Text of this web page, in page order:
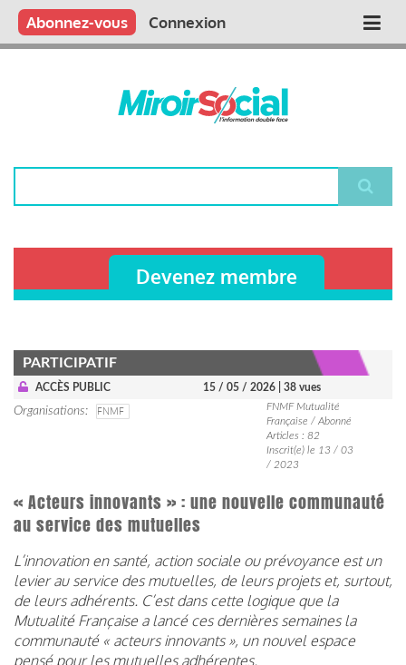
Aller
contenu
Main
Qui sommes nous ?
Vous publiez
Nous publions
Contactez-nous
Abonnez-vous Connexion
Devenez membre
PARTICIPATIF
ACCÈS PUBLIC 15 / 05 / 2026 | 38 vues
Organisations FNMF
FNMF Mutualité
Française / Abonné
Articles : 82
Inscrit(e) le 13 / 03
/ 2023
« Acteurs innovants » : une nouvelle communauté
au service des mutuelles
L’innovation en santé, action sociale ou prévoyance est un
levier au service des mutuelles, de leurs projets et, surtout,
de leurs adhérents. C’est dans cette logique que la
Mutualité Française a lancé ces dernières semaines la
communauté « acteurs innovants », un nouvel espace
pensé pour les mutuelles adhérentes.